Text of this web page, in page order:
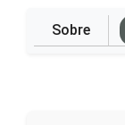
Sobre